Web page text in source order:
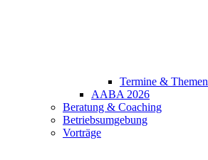
Termine & Themen
AABA 2026
Beratung & Coaching
Betriebsumgebung
Vorträge